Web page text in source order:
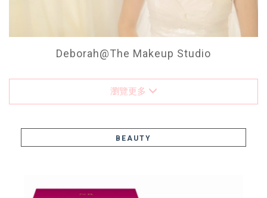
Deborah@The Makeup Studio
瀏覽更多
BEAUTY